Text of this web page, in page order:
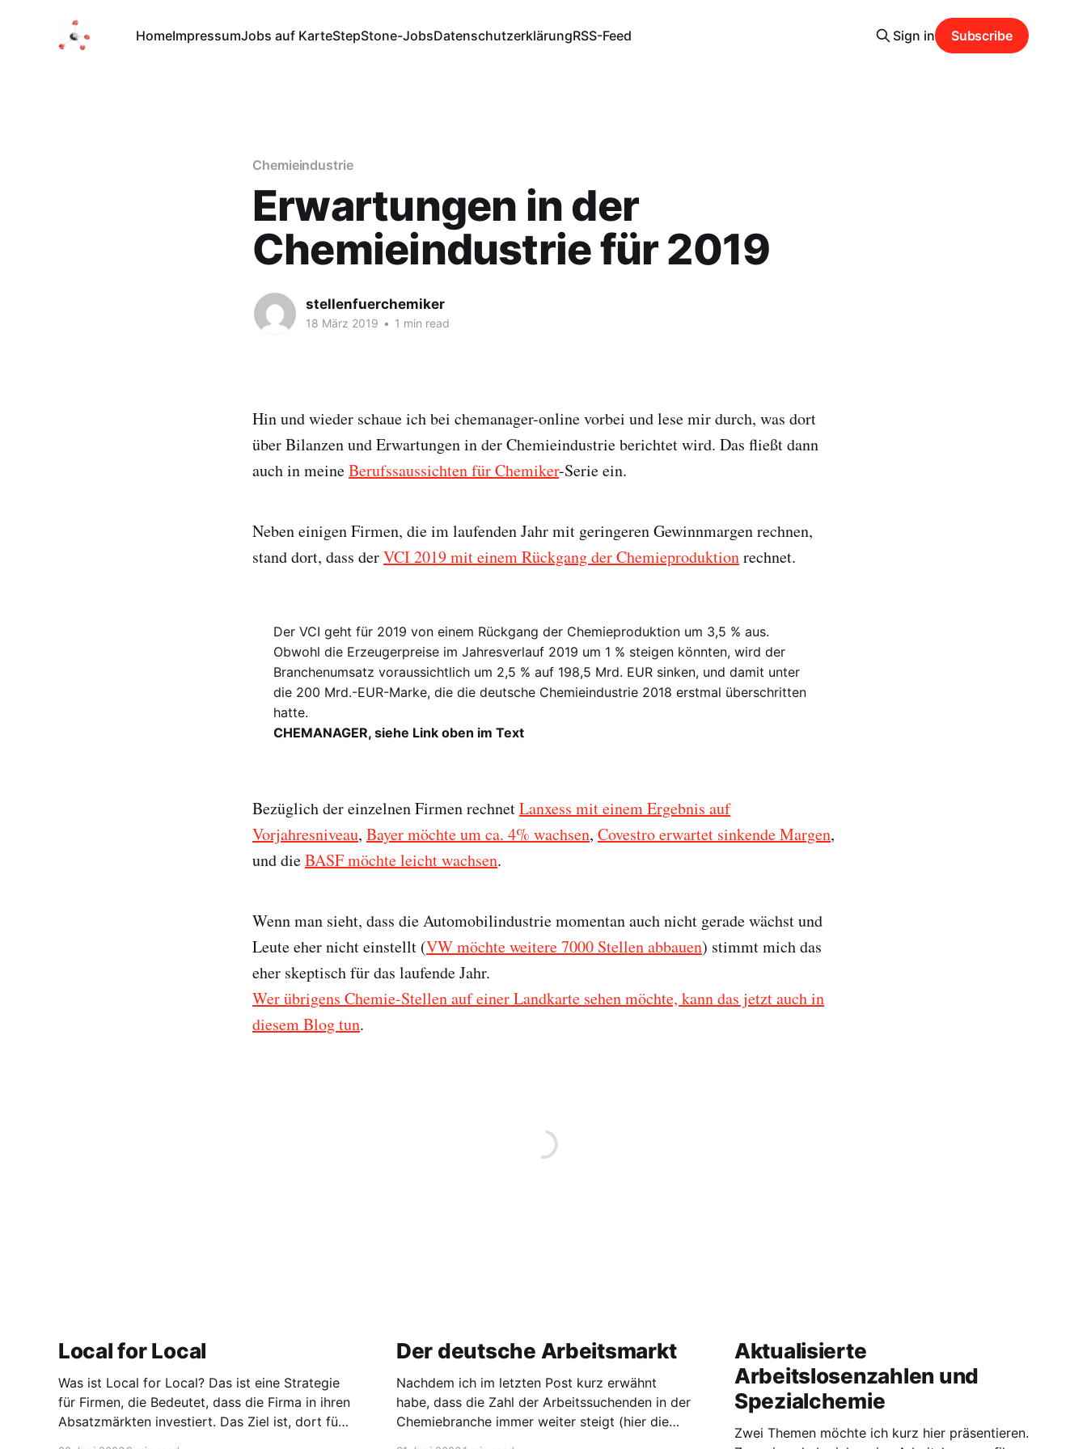
HomeImpressumJobs auf KarteStepStone-JobsDatenschutzerklärungRSS-Feed Sign in Subscribe
Chemieindustrie
Erwartungen in der
Chemieindustrie für 2019
stellenfuerchemiker
18 März 2019 • 1 min read
Hin und wieder schaue ich bei chemanager-online vorbei und lese mir durch, was dort
über Bilanzen und Erwartungen in der Chemieindustrie berichtet wird. Das fließt dann
auch in meineBerufssaussichten für Chemiker-Serie ein.
Neben einigen Firmen, die im laufenden Jahr mit geringeren Gewinnmargen rechnen,
stand dort, dass derVCI 2019 mit einem Rückgang der Chemieproduktionrechnet.
Der VCI geht für 2019 von einem Rückgang der Chemieproduktion um 3,5 % aus.
Obwohl die Erzeugerpreise im Jahresverlauf 2019 um 1 % steigen könnten, wird der
Branchenumsatz voraussichtlich um 2,5 % auf 198,5 Mrd. EUR sinken, und damit unter
die 200 Mrd.-EUR-Marke, die die deutsche Chemieindustrie 2018 erstmal überschritten
hatte.
CHEMANAGER, siehe Link oben im Text
Bezüglich der einzelnen Firmen rechnetLanxess mit einem Ergebnis auf
Vorjahresniveau, Bayer möchte um ca. 4% wachsen, Covestro erwartet sinkende Margen,
und dieBASF möchte leicht wachsen.
Wenn man sieht, dass die Automobilindustrie momentan auch nicht gerade wächst und
Leute eher nicht einstellt (VW möchte weitere 7000 Stellen abbauen) stimmt mich das
eher skeptisch für das laufende Jahr.
Wer übrigens Chemie-Stellen auf einer Landkarte sehen möchte, kann das jetzt auch in
diesem Blog tun.
Local for Local
Was ist Local for Local? Das ist eine Strategie
für Firmen, die Bedeutet, dass die Firma in ihren
Absatzmärkten investiert. Das Ziel ist, dort für
Der deutsche Arbeitsmarkt
Nachdem ich im letzten Post kurz erwähnt
habe, dass die Zahl der Arbeitssuchenden in der
Chemiebranche immer weiter steigt (hier die
Aktualisierte
Arbeitslosenzahlen und
Spezialchemie
Zwei Themen möchte ich kurz hier präsentieren.